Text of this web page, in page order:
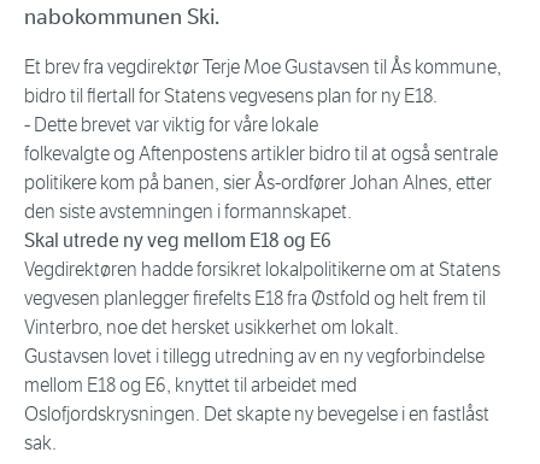
nabokommunen Ski.
Et brev fra vegdirektør Terje Moe Gustavsen til Ås kommune,
bidro til flertall for Statens vegvesens plan for ny E18.
- Dette brevet var viktig for våre lokale
folkevalgte og Aftenpostens artikler bidro til at også sentrale
politikere kom på banen, sier Ås-ordfører Johan Alnes, etter
den siste avstemningen i formannskapet.
Skal utrede ny veg mellom E18 og E6
Vegdirektøren hadde forsikret lokalpolitikerne om at Statens
vegvesen planlegger firefelts E18 fra Østfold og helt frem til
Vinterbro, noe det hersket usikkerhet om lokalt.
Gustavsen lovet i tillegg utredning av en ny vegforbindelse
mellom E18 og E6, knyttet til arbeidet med
Oslofjordskrysningen. Det skapte ny bevegelse i en fastlåst
sak.